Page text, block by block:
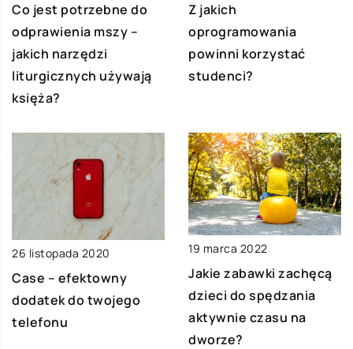
Co jest potrzebne do
odprawienia mszy –
jakich narzędzi
liturgicznych używają
księża?
Z jakich
oprogramowania
powinni korzystać
studenci?
26 listopada 2020
Case – efektowny
dodatek do twojego
telefonu
19 marca 2022
Jakie zabawki zachęcą
dzieci do spędzania
aktywnie czasu na
dworze?